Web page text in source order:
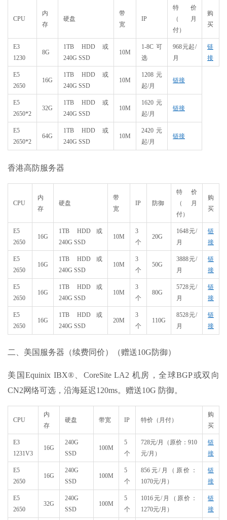
CPU
内
存
硬盘
带
宽
IP
特价
（月
付）
购
买
E3
1230
8G
1TB HDD 或
240G SSD
10M
1-8C可
选
968元起/
月
链
接
E5
2650
16G
1TB HDD 或
240G SSD
10M
1208元
起/月
链接
E5
2650*2
32G
1TB HDD 或
240G SSD
10M
1620元
起/月
链接
E5
2650*2
64G
1TB HDD 或
240G SSD
10M
2420元
起/月
链接
香港高防服务器
CPU
内
存
硬盘
带
宽
IP​ 防御
特价
（月
付）
购
买
E5
2650
16G
1TB HDD或
240G SSD
10M
3
个
20G
1648元/
月
链
接
E5
2650
16G
1TB HDD或
240G SSD
10M
3
个
50G
3888元/
月
链
接
E5
2650
16G
1TB HDD或
240G SSD
10M
3
个
80G
5728元/
月
链
接
E5
2650
16G
1TB HDD或
240G SSD
20M​
3
个
110G
8528元/
月
链
接
二、美国服务器（续费同价）（赠送10G防御）
美国Equinix IBX®、CoreSite LA2 机房，全球BGP或双向
CN2网络可选，沿海延迟120ms。赠送10G 防御。
CPU
内
存
硬盘 带宽 IP​ 特价（月付）
购
买
E3
1231V3
16G
240G
SSD
100M
5
个
728元/月 （原价： 910
元/月）
链
接
E5
2650
16G
240G
SSD
100M
5
个
856元/月
（原价：
1070元/月）
链
接
E5
2650
32G
240G
SSD
100M
5
个
1016元/月
（原价：
1270元/月）
链
接